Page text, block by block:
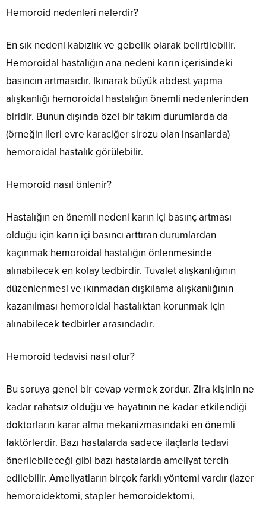
Hemoroid nedenleri nelerdir?
En sık nedeni kabızlık ve gebelik olarak belirtilebilir.
Hemoroidal hastalığın ana nedeni karın içerisindeki
basıncın artmasıdır. Ikınarak büyük abdest yapma
alışkanlığı hemoroidal hastalığın önemli nedenlerinden
biridir. Bunun dışında özel bir takım durumlarda da
(örneğin ileri evre karaciğer sirozu olan insanlarda)
hemoroidal hastalık görülebilir.
Hemoroid nasıl önlenir?
Hastalığın en önemli nedeni karın içi basınç artması
olduğu için karın içi basıncı arttıran durumlardan
kaçınmak hemoroidal hastalığın önlenmesinde
alınabilecek en kolay tedbirdir. Tuvalet alışkanlığının
düzenlenmesi ve ıkınmadan dışkılama alışkanlığının
kazanılması hemoroidal hastalıktan korunmak için
alınabilecek tedbirler arasındadır.
Hemoroid tedavisi nasıl olur?
Bu soruya genel bir cevap vermek zordur. Zira kişinin ne
kadar rahatsız olduğu ve hayatının ne kadar etkilendiği
doktorların karar alma mekanizmasındaki en önemli
faktörlerdir. Bazı hastalarda sadece ilaçlarla tedavi
önerilebileceği gibi bazı hastalarda ameliyat tercih
edilebilir. Ameliyatların birçok farklı yöntemi vardır (lazer
hemoroidektomi, stapler hemoroidektomi,